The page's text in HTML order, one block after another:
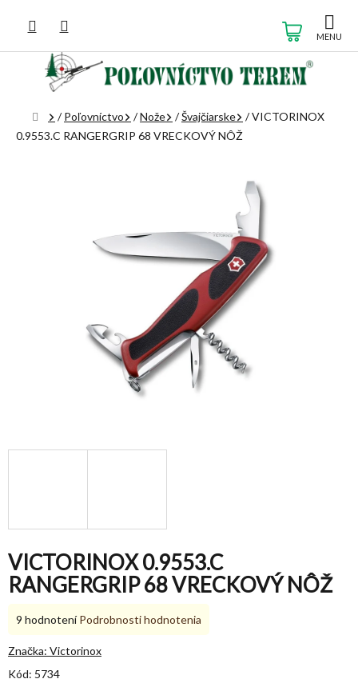
obsah
KOŠÍK
Domov
/ Poľovníctvo /Nože /Švajčiarske /VICTORINOX
0.9553.C RANGERGRIP 68 VRECKOVÝ NÔŽ
VICTORINOX 0.9553.C
RANGERGRIP 68 VRECKOVÝ NÔŽ
Kód: 5734
Priemerné
produktu
5,0
9 hodnotení Podrobnosti hodnotenia
Značka: Victorinox